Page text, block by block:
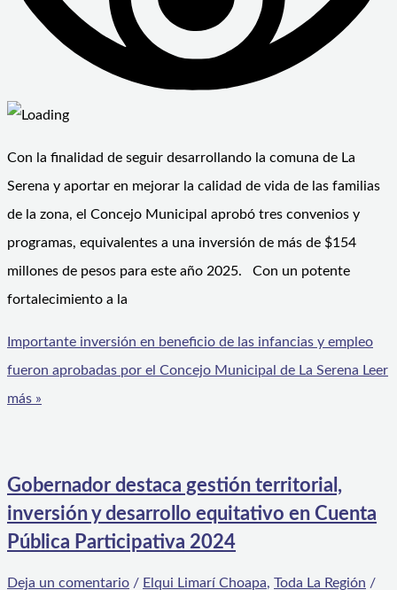
Con la finalidad de seguir desarrollando la comuna de La
Serena y aportar en mejorar la calidad de vida de las familias
de la zona, el Concejo Municipal aprobó tres convenios y
programas, equivalentes a una inversión de más de $154
millones de pesos para este año 2025. Con un potente
fortalecimiento a la
Importante inversión en beneficio de las infancias y empleo
fueron aprobadas por el Concejo Municipal de La Serena Leer
más »
Gobernador destaca gestión territorial,
inversión y desarrollo equitativo en Cuenta
Pública Participativa 2024
Deja un comentario / Elqui Limarí Choapa, Toda La Región /